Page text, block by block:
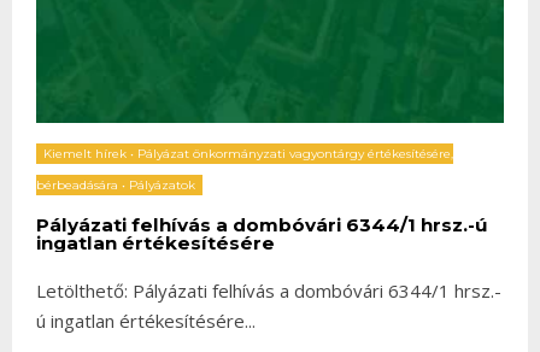
Kiemelt hírek • Pályázat önkormányzati vagyontárgy értékesítésére,
bérbeadására • Pályázatok
Pályázati felhívás a dombóvári 6344/1 hrsz.-ú
ingatlan értékesítésére
Letölthető: Pályázati felhívás a dombóvári 6344/1 hrsz.-
ú ingatlan értékesítésére...